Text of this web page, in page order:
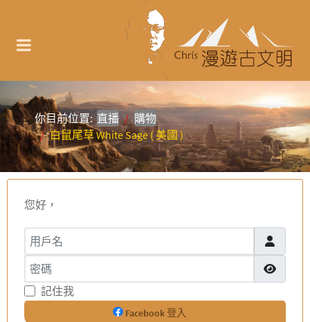
你目前位置:直播
購物
白鼠尾草 White Sage ( 美國 )
您好，
用戶名
密碼
顯示密碼
記住我
Facebook 登入